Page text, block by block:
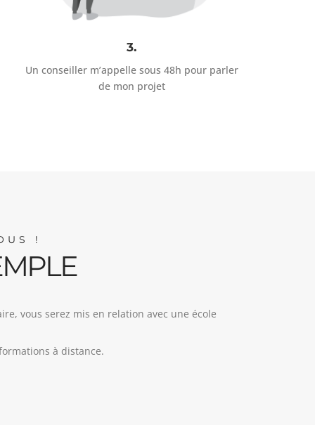
3.
Un conseiller m’appelle sous 48h pour parler
de mon projet
!
vous serez mis en relation avec une école
à distance.